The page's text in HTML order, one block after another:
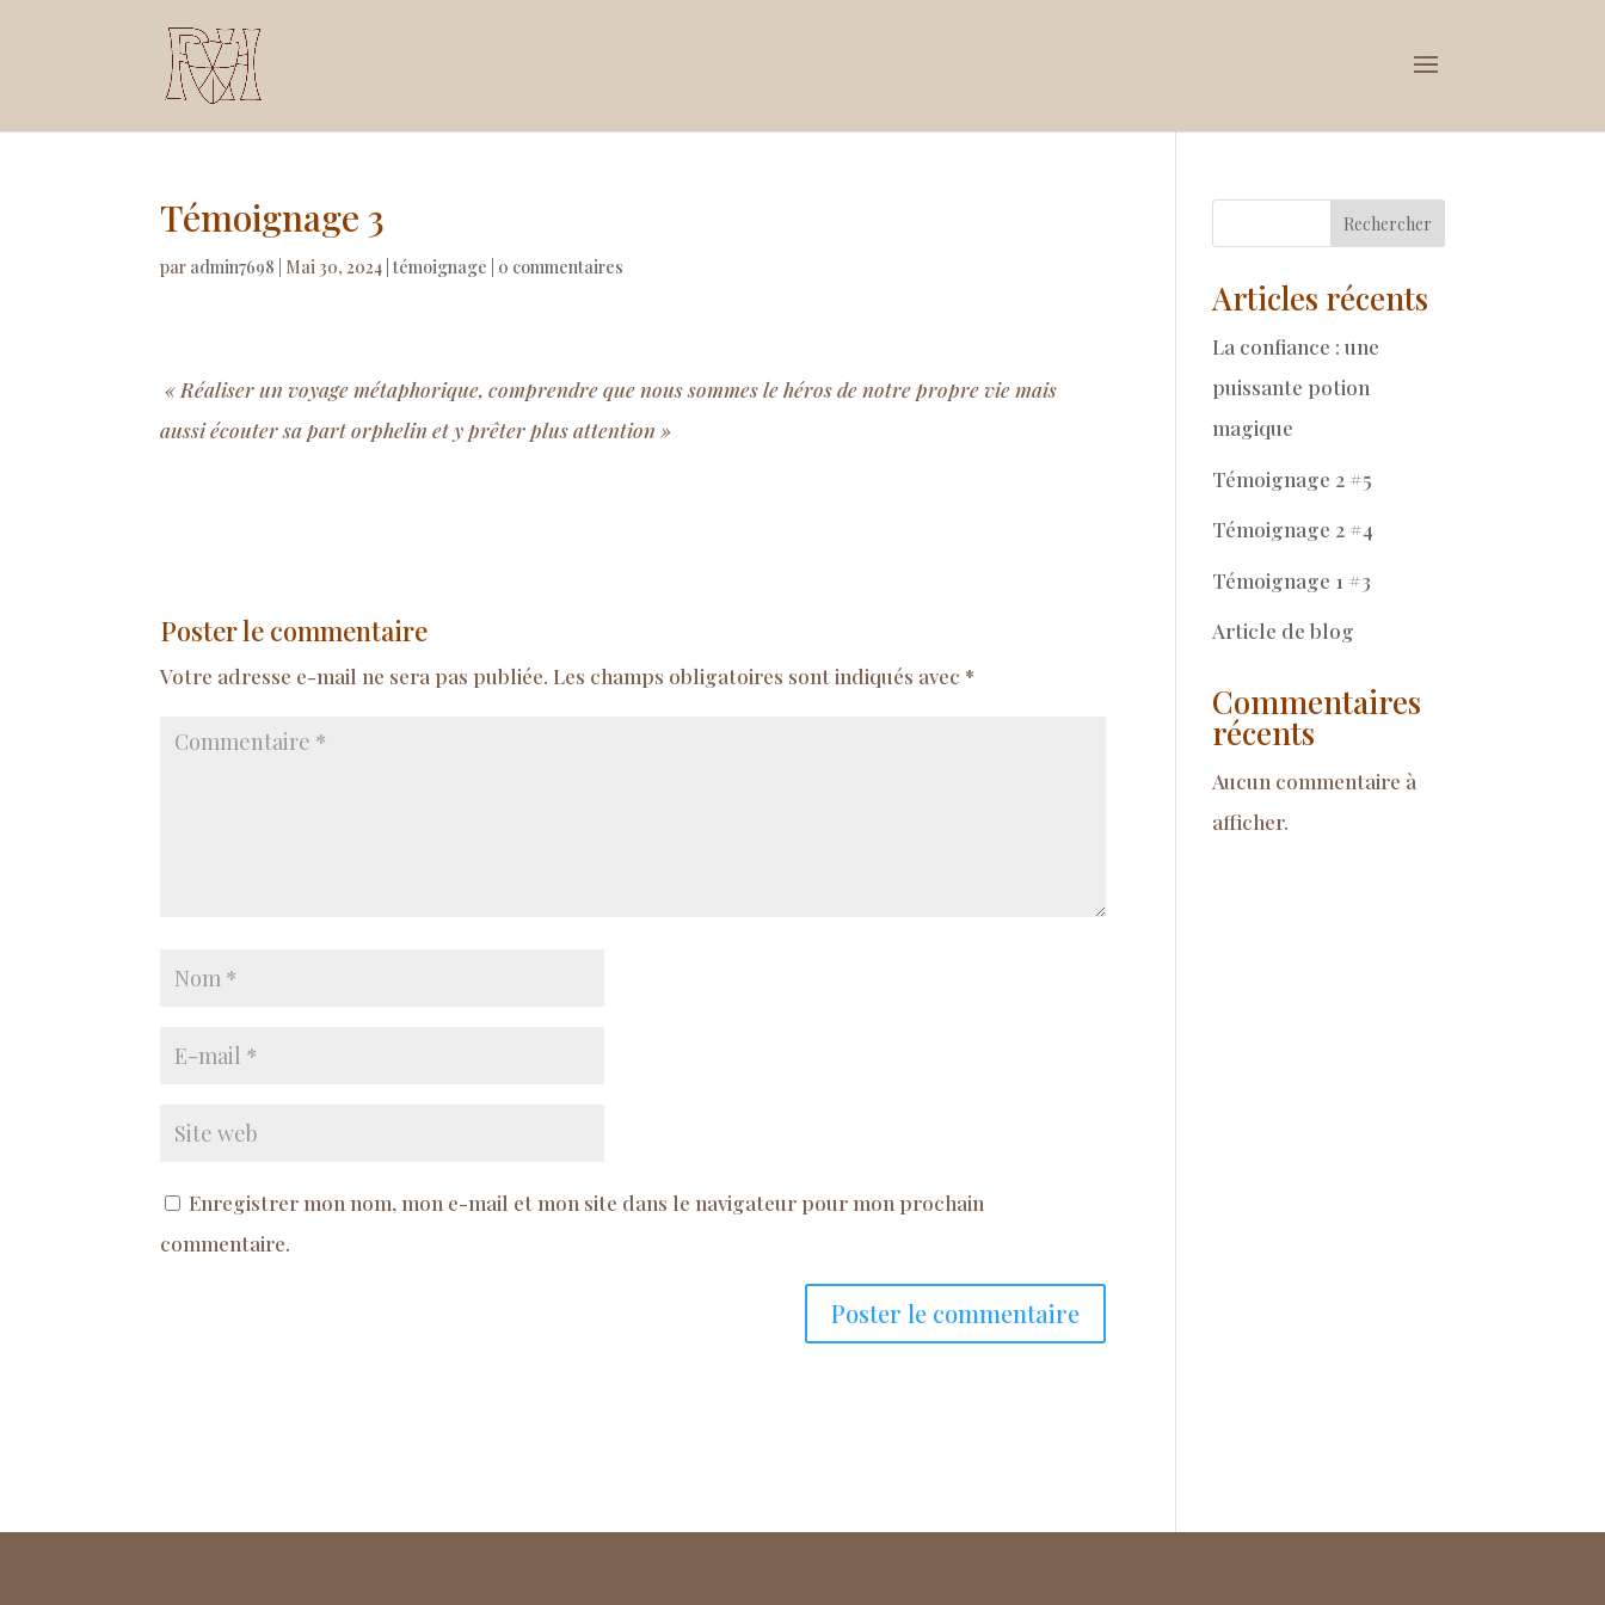
Témoignage 3
par admin7698 Mai 30, 2024 |témoignage 0 commentaires
« Réaliser un voyage métaphorique, comprendre que nous sommes le héros de notre propre vie mais
aussi écouter sa part orphelin et y prêter plus attention »
Poster le commentaire
Votre adresse e-mail ne sera pas publiée. Les champs obligatoires sont indiqués avec *
Enregistrer mon nom, mon e-mail et mon site dans le navigateur pour mon prochain
commentaire.
Rechercher
Articles récents
La confiance : une
puissante potion
magique
Témoignage 2 #5
Témoignage 2 #4
Témoignage 1 #3
Article de blog
Commentaires
récents
Aucun commentaire à
afficher.